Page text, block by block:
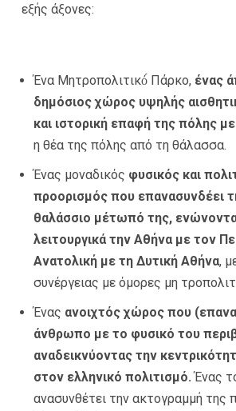
εξής άξονες:
Ένα Μητροπολιτικό́ Πάρκο, ένας
δημόσιος χώρος υψηλής
και ιστορική επαφή της πόλης
η θέα της πόλης από τη θάλασσα.
Ένας μοναδικός φυσικός και
προορισμός που επανασυνδέει
θαλάσσιο μέτωπό της,
λειτουργικά την Αθήνα με τον
Ανατολική με τη Δυτική Αθήνα,
συνέργειας με όμορες μη
Ένας ανοιχτός χώρος που
άνθρωπο με το φυσικό του
αναδεικνύοντας την
στον ελληνικό πολιτισμό.Ένας
ανασυνθέτει την ακτογραμμή της